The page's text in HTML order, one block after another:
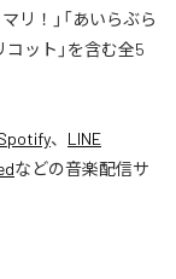
リ！」「あいらぶら
コット」を含む全5
、 LINE
などの音楽配信サ